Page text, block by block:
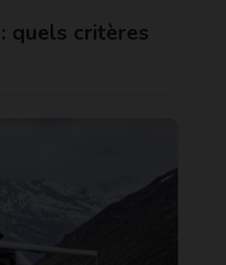
quels critères